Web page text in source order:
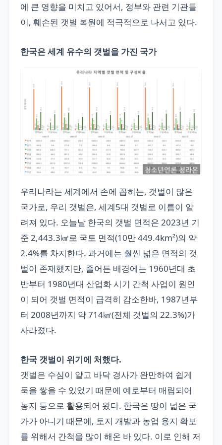
에 큰 영향을 미치고 있어서, 정부와 관련 기관들
이, 훼손된 갯벌 복원에 적극적으로 나서고 있다.
한국은 세계 유수의 갯벌을 가진 국가
우리나라는 세계에서 손에 꼽히는, 갯벌이 많은
국가로, 우리 갯벌은, 세계5대 갯벌로 이름이 알
려져 있다. 오늘날 한국의 갯벌 면적은 2023년 기
준 2,443.3㎢로 국토 면적(10만 449.4km²)의 약
2.4%를 차지한다. 과거에는 훨씬 넓은 면적의 갯
벌이 존재했지만, 줄어든 배경에는 1960년대 초
반부터 1980년대 산업화 시기 간척 사업이 원인
이 되어 갯벌 면적이 급격히 감소한바, 1987년부
터 2008년까지 약 714㎢(전체 갯벌의 22.3%)가
사라졌다.
한국 갯벌이 위기에 처했다.
갯벌은 수심이 얕고 바닥 경사가 완만하여 쉽게
둑을 쌓을 수 있었기 때문에 예로부터 매립되어
농지 등으로 활용되어 왔다. 한국은 땅이 넓은 국
가가 아니기 때문에, 토지 개발과 농업 용지 확보
를 위해서 간척을 많이 해온 바 있다. 이로 인해 저